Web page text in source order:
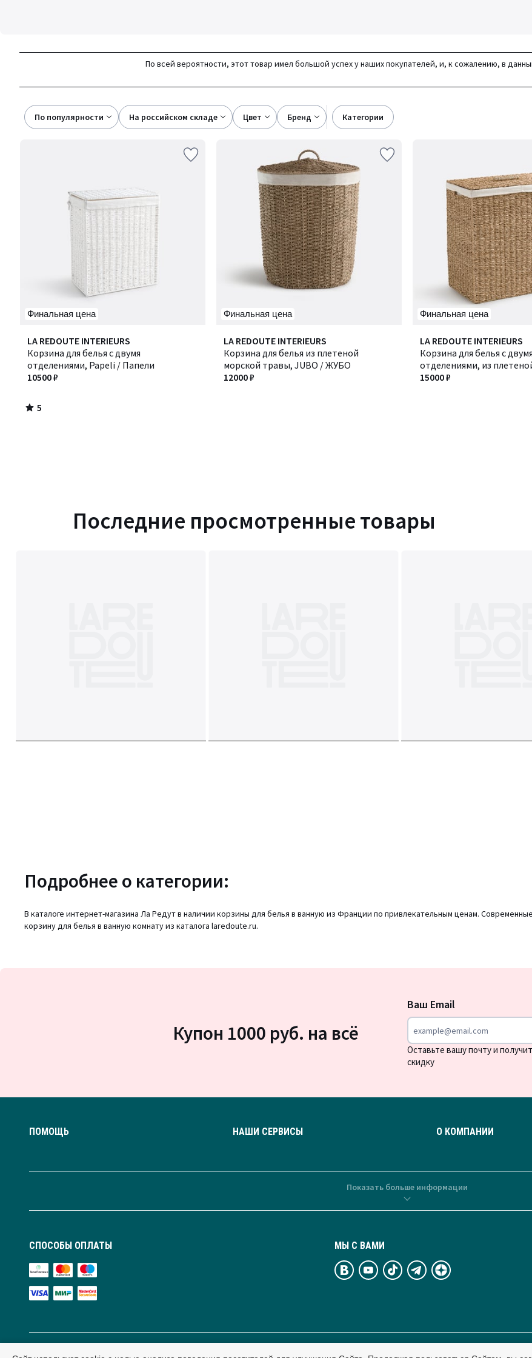
По всей вероятности, этот товар имел большой успех у наших покупателей, и, к сожалению, в
По популярности на российском складе цвет бренд категории
Финальная цена
LA REDOUTE INTERIEURS
Корзина для белья с двумя
отделениями, Papeli / Папели
10500 ₽
5
/
5
5
/
Финальная цена
LA REDOUTE INTERIEURS
Корзина для белья из плетеной
морской травы, JUBO / ЖУБО
12000 ₽
Финальная цена
LA REDOUTE INTERIEURS
Корзина для белья с двумя
отделениями, из
травы, AZURO / АЗУРО
15000 ₽
Последние просмотренные товары
Подробнее о категории:
В каталоге интернет-магазина Ла Редут в наличии корзины для белья в ванную из Франции по привлекательным ценам.
корзину для белья в ванную комнату из каталога laredoute.ru.
новости
Купон 1000 руб. на всё
Ваш Email
Оставьте вашу почту и
скидку
ПОМОЩЬ НАШИ СЕРВИСЫ О КОМПАНИИ
Показать больше информации
СПОСОБЫ ОПЛАТЫ МЫ С ВАМИ